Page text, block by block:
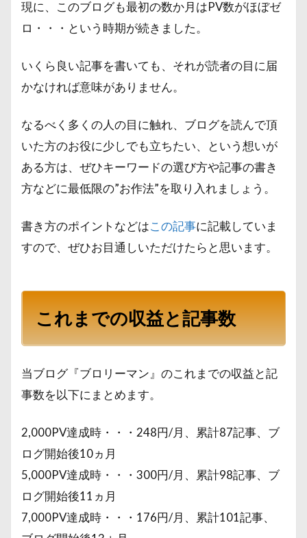
現に、このブログも最初の数か月はPV数がほぼゼ
ロ・・・という時期が続きました。
いくら良い記事を書いても、それが読者の目に届
かなければ意味がありません。
なるべく多くの人の目に触れ、ブログを読んで頂
いた方のお役に少しでも立ちたい、という想いが
ある方は、ぜひキーワードの選び方や記事の書き
方などに最低限の”お作法”を取り入れましょう。
書き方のポイントなどはこの記事に記載していま
すので、ぜひお目通しいただけたらと思います。
これまでの収益と記事数
当ブログ『ブロリーマン』のこれまでの収益と記
事数を以下にまとめます。
2,000PV達成時・・・248円/月、累計87記事、ブ
ログ開始後10ヵ月
5,000PV達成時・・・300円/月、累計98記事、ブ
ログ開始後11ヵ月
7,000PV達成時・・・176円/月、累計101記事、